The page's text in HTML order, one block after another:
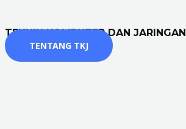
TEKNIK KOMPUTER DAN JARINGAN
TENTANG TKJ